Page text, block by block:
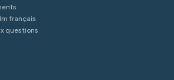
français
questions